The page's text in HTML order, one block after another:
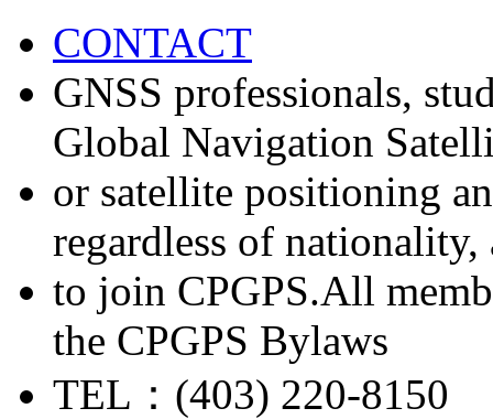
CONTACT
GNSS professionals,
Global Navigation
or satellite positioning
regardless of nationality,
to join CPGPS.All
the CPGPS Bylaws
TEL：(403) 220-8150